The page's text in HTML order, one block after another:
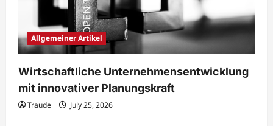
Allgemeiner Artikel
Wirtschaftliche Unternehmensentwicklung
mit innovativer Planungskraft
Traude July 25, 2026